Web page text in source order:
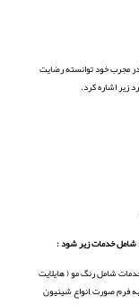
مجرب خود توانسته رضایت
زیر اشاره کرد.
شامل خدمات زیر شود :
شامل رنگ مو ( هایلایت
به فرم صورت ,انواع شینیون